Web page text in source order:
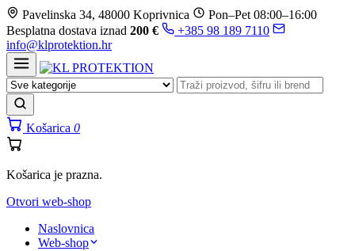
Prijeđi
na
sadržaj
Pavelinska 34, 48000 Koprivnica
Pon–Pet 08:00–16:00
Besplatna dostava iznad 200 €
+385 98 189 7110
info@klprotektion.hr
Košarica 0
Košarica je prazna.
Otvori web-shop
Naslovnica
Web-shop